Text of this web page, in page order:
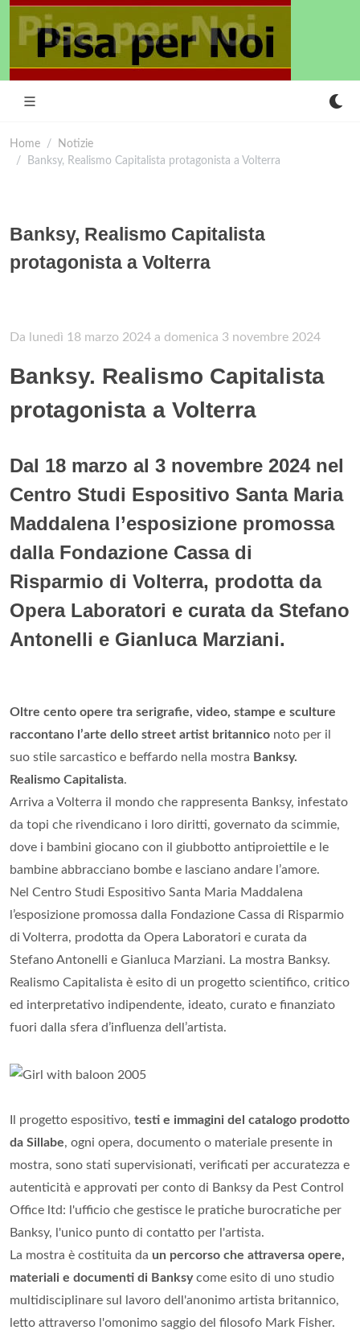
Home
Notizie
Banksy, Realismo Capitalista protagonista a Volterra
Banksy, Realismo Capitalista
protagonista a Volterra
Da lunedì 18 marzo 2024 a domenica 3 novembre 2024
Banksy. Realismo Capitalista
protagonista a Volterra
Dal 18 marzo al 3 novembre 2024 nel
Centro Studi Espositivo Santa Maria
Maddalena l’esposizione promossa
dalla Fondazione Cassa di
Risparmio di Volterra, prodotta da
Opera Laboratori e curata da Stefano
Antonelli e Gianluca Marziani.
Oltre cento opere tra serigrafie, video, stampe e sculture
raccontano l’arte dello street artist britannico noto per il
suo stile sarcastico e beffardo nella mostra Banksy.
Realismo Capitalista.
Arriva a Volterra il mondo che rappresenta Banksy, infestato
da topi che rivendicano i loro diritti, governato da scimmie,
dove i bambini giocano con il giubbotto antiproiettile e le
bambine abbracciano bombe e lasciano andare l’amore.
Nel Centro Studi Espositivo Santa Maria Maddalena
l’esposizione promossa dalla Fondazione Cassa di Risparmio
di Volterra, prodotta da Opera Laboratori e curata da
Stefano Antonelli e Gianluca Marziani. La mostra Banksy.
Realismo Capitalista è esito di un progetto scientifico, critico
ed interpretativo indipendente, ideato, curato e finanziato
fuori dalla sfera d’influenza dell’artista.
Il progetto espositivo, testi e immagini del catalogo prodotto
da Sillabe, ogni opera, documento o materiale presente in
mostra, sono stati supervisionati, verificati per accuratezza e
autenticità e approvati per conto di Banksy da Pest Control
Office ltd: l'ufficio che gestisce le pratiche burocratiche per
Banksy, l'unico punto di contatto per l'artista.
La mostra è costituita da un percorso che attraversa opere,
materiali e documenti di Banksycome esito di uno studio
multidisciplinare sul lavoro dell'anonimo artista britannico,
letto attraverso l'omonimo saggio del filosofo Mark Fisher.